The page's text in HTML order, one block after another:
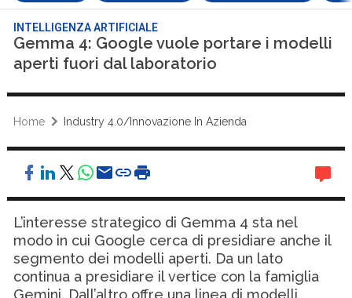
INTELLIGENZA ARTIFICIALE
Gemma 4: Google vuole portare i modelli
aperti fuori dal laboratorio
Home Industry 4.0/Innovazione In Azienda
L’interesse strategico di Gemma 4 sta nel
modo in cui Google cerca di presidiare anche il
segmento dei modelli aperti. Da un lato
continua a presidiare il vertice con la famiglia
Gemini. Dall’altro offre una linea di modelli